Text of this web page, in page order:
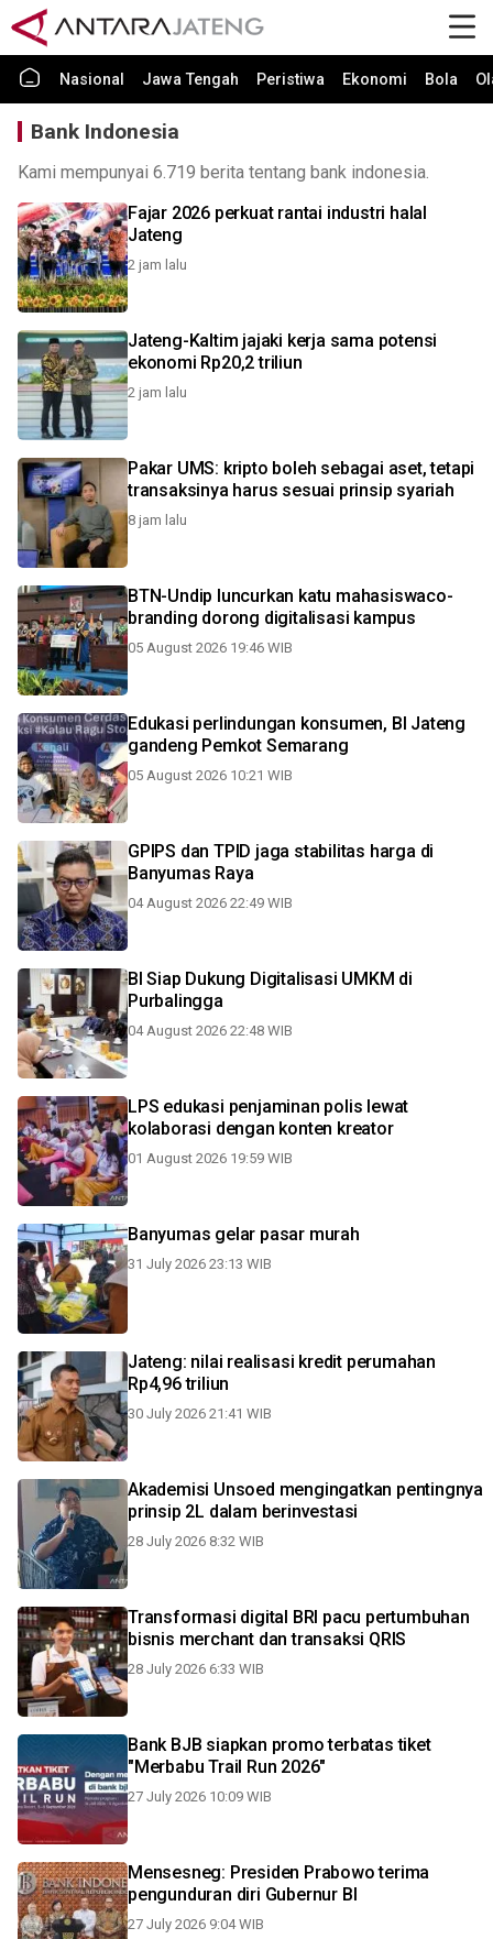
Nasional Jawa Tengah Peristiwa Ekonomi Bola
Bank Indonesia
Kami mempunyai 6.719 berita tentang bank indonesia.
Fajar 2026 perkuat rantai industri halal
Jateng
2 jam lalu
Jateng-Kaltim jajaki kerja sama potensi
ekonomi Rp20,2 triliun
2 jam lalu
Pakar UMS: kripto boleh sebagai aset, tetapi
transaksinya harus sesuai prinsip syariah
8 jam lalu
BTN-Undip luncurkan katu mahasiswaco-
branding dorong digitalisasi kampus
05 August 2026 19:46 WIB
Edukasi perlindungan konsumen, BI Jateng
gandeng Pemkot Semarang
05 August 2026 10:21 WIB
GPIPS dan TPID jaga stabilitas harga di
Banyumas Raya
04 August 2026 22:49 WIB
BI Siap Dukung Digitalisasi UMKM di
Purbalingga
04 August 2026 22:48 WIB
LPS edukasi penjaminan polis lewat
kolaborasi dengan konten kreator
01 August 2026 19:59 WIB
Banyumas gelar pasar murah
31 July 2026 23:13 WIB
Jateng: nilai realisasi kredit perumahan
Rp4,96 triliun
30 July 2026 21:41 WIB
Akademisi Unsoed mengingatkan pentingnya
prinsip 2L dalam berinvestasi
28 July 2026 8:32 WIB
Transformasi digital BRI pacu pertumbuhan
bisnis merchant dan transaksi QRIS
28 July 2026 6:33 WIB
Bank BJB siapkan promo terbatas tiket
"Merbabu Trail Run 2026"
27 July 2026 10:09 WIB
Mensesneg: Presiden Prabowo terima
pengunduran diri Gubernur BI
27 July 2026 9:04 WIB